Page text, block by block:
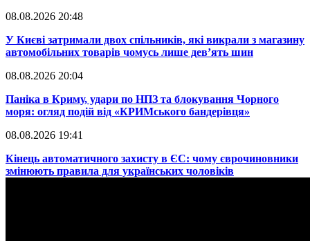
08.08.2026 20:48
​У Києві затримали двох спільників, які викрали з магазину
автомобільних товарів чомусь лише дев’ять шин
08.08.2026 20:04
Паніка в Криму, удари по НПЗ та блокування Чорного
моря: огляд подій від «КРИМського бандерівця»
08.08.2026 19:41
​Кінець автоматичного захисту в ЄС: чому єврочиновники
змінюють правила для українських чоловіків